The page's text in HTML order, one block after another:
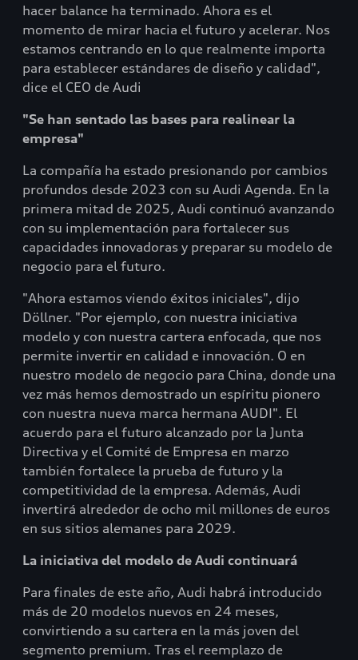
hacer balance ha terminado. Ahora es el
momento de mirar hacia el futuro y acelerar. Nos
estamos centrando en lo que realmente importa
para establecer estándares de diseño y calidad",
dice el CEO de Audi
"Se han sentado las bases para realinear la
empresa"
La compañía ha estado presionando por cambios
profundos desde 2023 con su Audi Agenda. En la
primera mitad de 2025, Audi continuó avanzando
con su implementación para fortalecer sus
capacidades innovadoras y preparar su modelo de
negocio para el futuro.
"Ahora estamos viendo éxitos iniciales", dijo
Döllner. "Por ejemplo, con nuestra iniciativa
modelo y con nuestra cartera enfocada, que nos
permite invertir en calidad e innovación. O en
nuestro modelo de negocio para China, donde una
vez más hemos demostrado un espíritu pionero
con nuestra nueva marca hermana AUDI". El
acuerdo para el futuro alcanzado por la Junta
Directiva y el Comité de Empresa en marzo
también fortalece la prueba de futuro y la
competitividad de la empresa. Además, Audi
invertirá alrededor de ocho mil millones de euros
en sus sitios alemanes para 2029.
La iniciativa del modelo de Audi continuará
Para finales de este año, Audi habrá introducido
más de 20 modelos nuevos en 24 meses,
convirtiendo a su cartera en la más joven del
segmento premium. Tras el reemplazo de